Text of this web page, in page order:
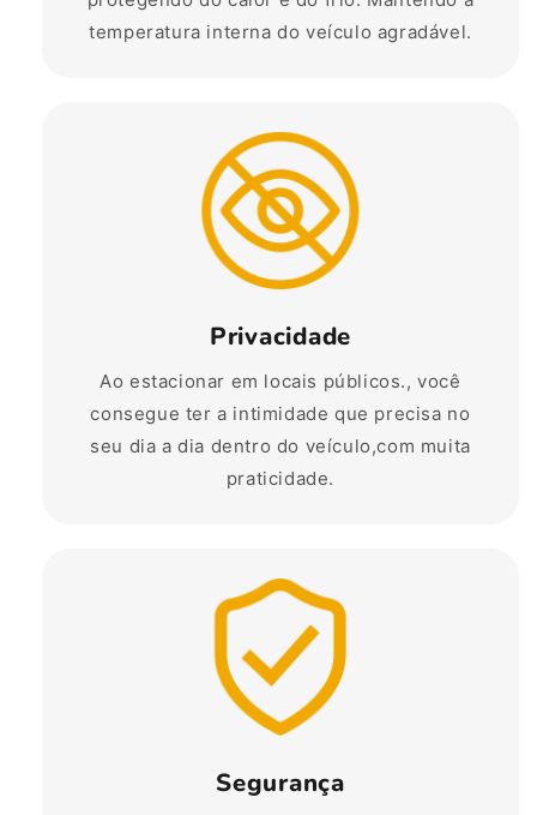
temperatura interna do veículo agradável.
Privacidade
Ao estacionar em locais públicos., você
consegue ter a intimidade que precisa no
seu dia a dia dentro do veículo,com muita
praticidade.
Segurança